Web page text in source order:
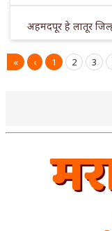
अहमदपूर हे लातूर
« ‹ 1 2 3